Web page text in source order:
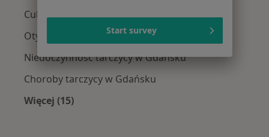
Cukrzyca w Gdańsku
Otyłość w Gdańsku
Niedoczynność tarczycy w Gdańsku
Choroby tarczycy w Gdańsku
Więcej (15)
Start survey